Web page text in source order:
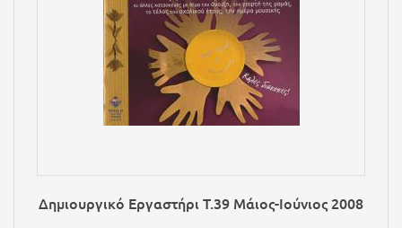
Δημιουργικό Εργαστήρι Τ.39 Μάιος-Ιούνιος 2008